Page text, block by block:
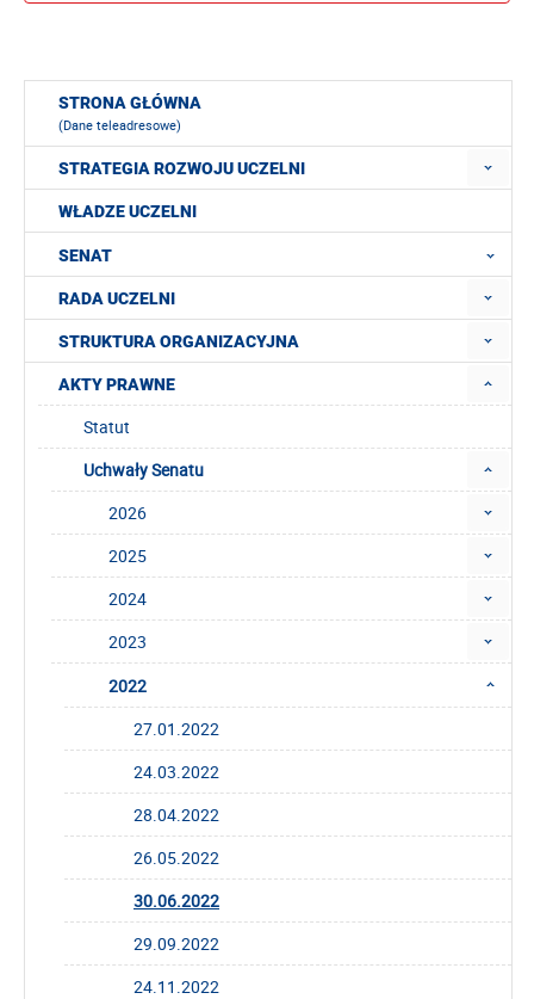
STRONA GŁÓWNA
(Dane teleadresowe)
STRATEGIA ROZWOJU UCZELNI
WŁADZE UCZELNI
SENAT
RADA UCZELNI
STRUKTURA ORGANIZACYJNA
AKTY PRAWNE
Statut
Uchwały Senatu
2026
2025
2024
2023
2022
27.01.2022
24.03.2022
28.04.2022
26.05.2022
30.06.2022
29.09.2022
24.11.2022